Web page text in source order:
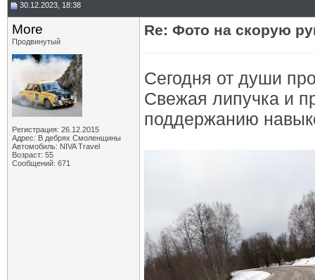
30.12.2023, 18:38
More
Продвинутый
Регистрация: 26.12.2015
Адрес: В дебрях Смоленщины
Автомобиль: NIVA Travel
Возраст: 55
Сообщений: 671
Re: Фото на скорую
Сегодня от души
Свежая липучка и
поддержанию